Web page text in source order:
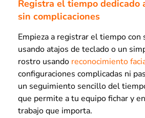
Registra el tiempo dedicado
sin complicaciones
Empieza a registrar el tiempo con
usando atajos de teclado o un
rostro usando reconocimiento
configuraciones complicadas ni
un seguimiento sencillo del
que permite a tu equipo fichar y
trabajo que importa.